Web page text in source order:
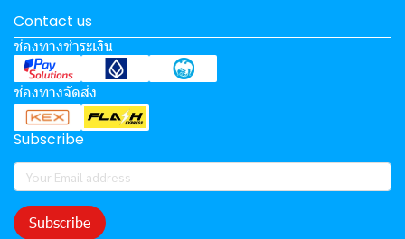
Contact us
ช่องทางชำระเงิน
ช่องทางจัดส่ง
Subscribe
Subscribe